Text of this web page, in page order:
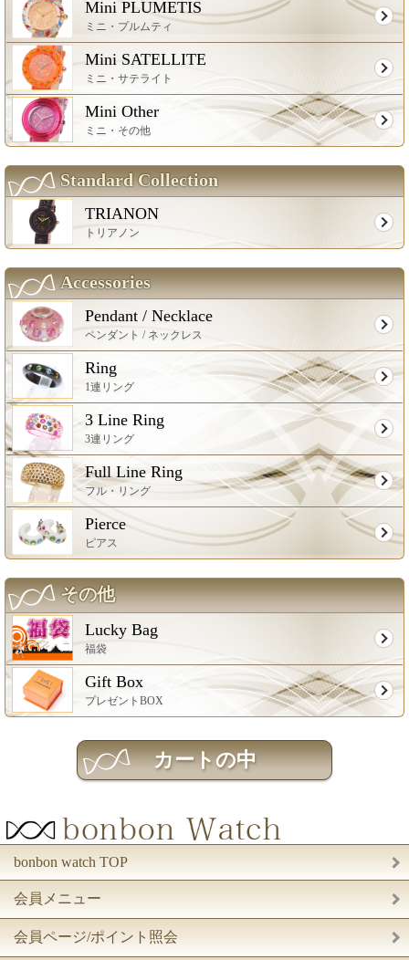
Mini PLUMETIS
ミニ・プルムティ
Mini SATELLITE
ミニ・サテライト
Mini Other
ミニ・その他
Standard Collection
TRIANON
トリアノン
Accessories
Pendant / Necklace
ペンダント / ネックレス
Ring
1連リング
3 Line Ring
3連リング
Full Line Ring
フル・リング
Pierce
ピアス
その他
Lucky Bag
福袋
Gift Box
プレゼントBOX
bonbon watch TOP
会員メニュー
会員ページ/ポイント照会